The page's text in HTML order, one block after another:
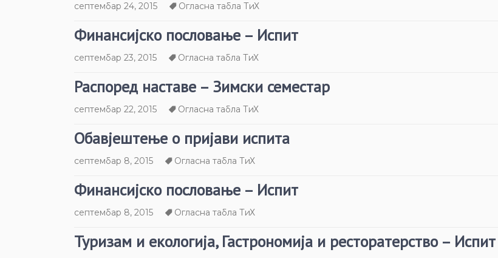
септембар 24, 2015 Огласна табла ТиХ
Финансијско пословање – Испит
септембар 23, 2015 Огласна табла ТиХ
Распоред наставе – Зимски семестар
септембар 22, 2015 Огласна табла ТиХ
Обавјештење о пријави испита
септембар 8, 2015 Огласна табла ТиХ
Финансијско пословање – Испит
септембар 8, 2015 Огласна табла ТиХ
Туризам и екологија, Гастрономија и ресторатерство – Испит